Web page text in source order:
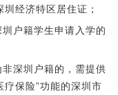
经济特区居住证；
户籍学生申请入学的
深圳户籍的，需提供
保险”功能的深圳市